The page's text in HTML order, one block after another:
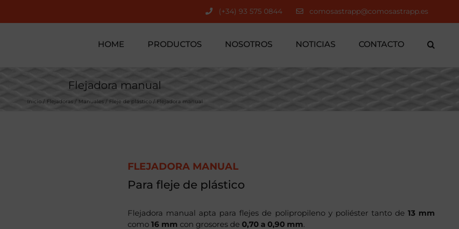
(+34) 93 575 0844 comosastrapp@comosastrapp.es
HOME PRODUCTOS NOSOTROS NOTICIAS CONTACTO
Flejadora manual
Inicio Flejadoras Manuales Fleje de plástico Flejadora manual
FLEJADORA MANUAL
Para fleje de plástico
Flejadora manual apta para flejes de polipropileno y poliéster tanto de 13 mm
como 16 mm con grosores de 0,70 a 0,90 mm.